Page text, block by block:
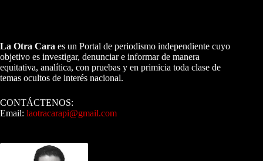
La Otra Cara es un Portal de periodismo independiente cuyo
objetivo es investigar, denunciar e informar de manera
equitativa, analítica, con pruebas y en primicia toda clase de
temas ocultos de interés nacional.
CONTÁCTENOS:
Email: laotracarapi@gmail.com